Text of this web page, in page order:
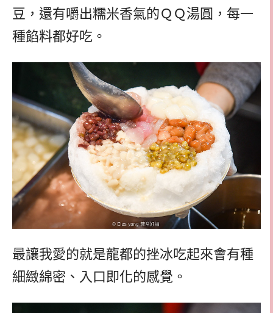
豆，還有嚼出糯米香氣的ＱＱ湯圓，每一
種餡料都好吃。
最讓我愛的就是龍都的挫冰吃起來會有種
細緻綿密、入口即化的感覺。